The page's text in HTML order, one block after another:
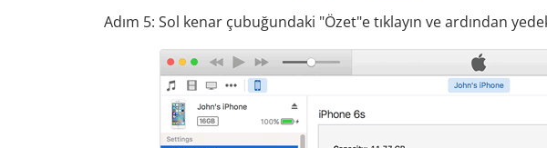
Adım 5: Sol kenar çubuğundaki "Özet"e tıklayın ve ardından